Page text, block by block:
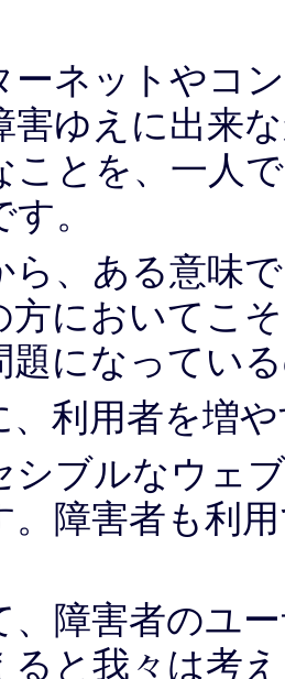
ネットやコ
害ゆえに出来
ことを、一人
。
、ある意味
方においてこ
題になってい
利用者を増
ブルなウェ
。障害者も利
障害者のユ
ると我々は考